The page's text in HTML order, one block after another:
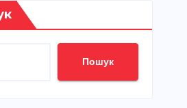
Пошук